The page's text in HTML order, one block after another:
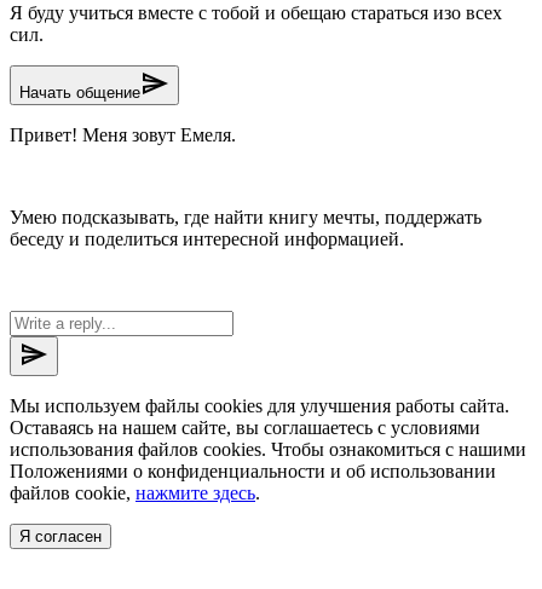
Я буду учиться вместе с тобой и обещаю стараться изо всех
сил.
Начать общениеsend
Привет! Меня зовут Емеля.
Умею подсказывать, где найти книгу мечты, поддержать
беседу и поделиться интересной информацией.
send
Мы используем файлы cookies для улучшения работы сайта.
Оставаясь на нашем сайте, вы соглашаетесь с условиями
использования файлов cookies. Чтобы ознакомиться с нашими
Положениями о конфиденциальности и об использовании
файлов cookie, нажмите здесь.
Я согласен